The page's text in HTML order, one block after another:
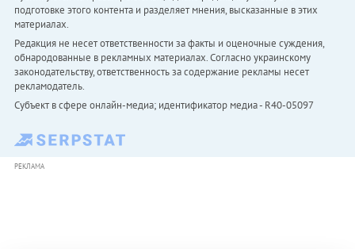
подготовке этого контента и разделяет мнения, высказанные в этих
материалах.
Редакция не несет ответственности за факты и оценочные суждения,
обнародованные в рекламных материалах. Согласно украинскому
законодательству, ответственность за содержание рекламы несет
рекламодатель.
Субъект в сфере онлайн-медиа; идентификатор медиа - R40-05097
РЕКЛАМА